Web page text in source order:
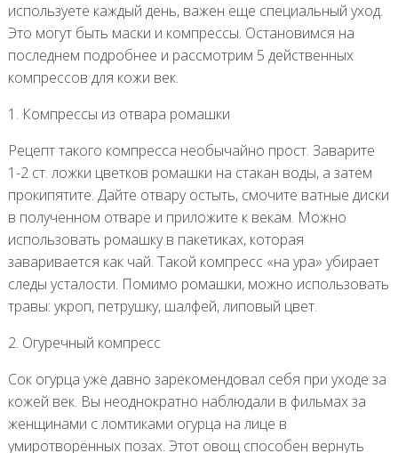
используете каждый день, важен еще специальный уход.
Это могут быть маски и компрессы. Остановимся на
последнем подробнее и рассмотрим 5 действенных
компрессов для кожи век.
1. Компрессы из отвара ромашки
Рецепт такого компресса необычайно прост. Заварите
1-2 ст. ложки цветков ромашки на стакан воды, а затем
прокипятите. Дайте отвару остыть, смочите ватные диски
в полученном отваре и приложите к векам. Можно
использовать ромашку в пакетиках, которая
заваривается как чай. Такой компресс «на ура» убирает
следы усталости. Помимо ромашки, можно использовать
травы: укроп, петрушку, шалфей, липовый цвет.
2. Огуречный компресс
Сок огурца уже давно зарекомендовал себя при уходе за
кожей век. Вы неоднократно наблюдали в фильмах за
женщинами с ломтиками огурца на лице в
умиротворённых позах. Этот овощ способен вернуть